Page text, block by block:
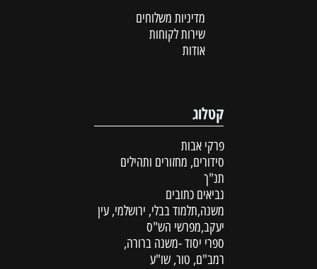
מדיניות משלוחים
שירות לקוחות
אודות
קטלוג
פרקי אבות
סידורים, מחזורים ותהילים
תנ"ך
נביאים כתובים
משנה,תלמוד בבלי, ירושלמי, עין
יעקב,מפרשי הש"ס
ספרי יסוד -משנה ברורה,
רמב"ם, טור, שו"ע